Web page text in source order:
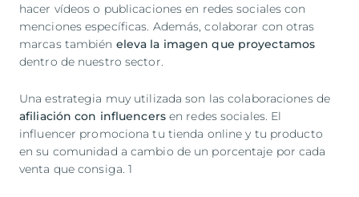
hacer vídeos o publicaciones en redes sociales con
menciones específicas. Además, colaborar con otras
marcas también eleva la imagen que proyectamos
dentro de nuestro sector.
Una estrategia muy utilizada son las colaboraciones de
afiliación con influencersen redes sociales. El
influencer promociona tu tienda online y tu producto
en su comunidad a cambio de un porcentaje por cada
venta que consiga. 1